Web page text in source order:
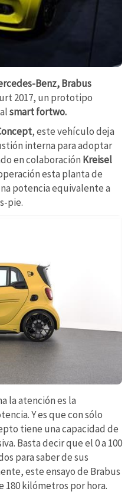
Benz, Brabus
2017, un prototipo
smart fortwo.
, este vehículo deja
interna para adoptar
en colaboración Kreisel
esta planta de
potencia equivalente a
pie.
la atención es la
Y es que con sólo
tiene una capacidad de
Basta decir que el 0 a 100
para saber de sus
este ensayo de Brabus
180 kilómetros por hora.